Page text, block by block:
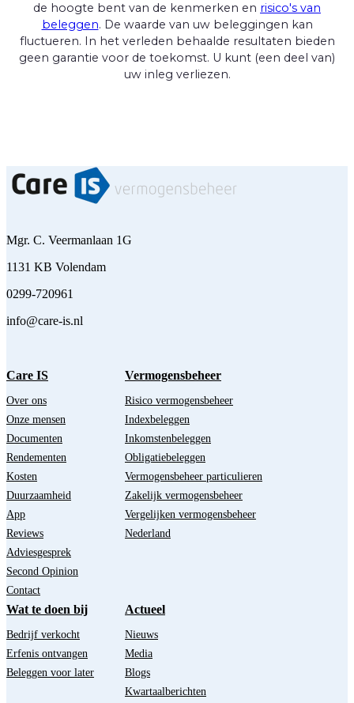
de hoogte bent van de kenmerken en risico's van
beleggen. De waarde van uw beleggingen kan
fluctueren. In het verleden behaalde resultaten bieden
geen garantie voor de toekomst. U kunt (een deel van)
uw inleg verliezen.
Mgr. C. Veermanlaan 1G
1131 KB Volendam
0299-720961
info@care-is.nl
Care IS
Over ons
Onze mensen
Documenten
Rendementen
Kosten
Duurzaamheid
App
Reviews
Adviesgesprek
Second Opinion
Contact
Vermogensbeheer
Risico vermogensbeheer
Indexbeleggen
Inkomstenbeleggen
Obligatiebeleggen
Vermogensbeheer particulieren
Zakelijk vermogensbeheer
Vergelijken vermogensbeheer
Nederland
Wat te doen bij
Bedrijf verkocht
Erfenis ontvangen
Beleggen voor later
Actueel
Nieuws
Media
Blogs
Kwartaalberichten